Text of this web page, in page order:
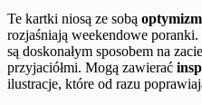
Te kartki niosą ze sobą
rozjaśniają weekendowe
są doskonałym sposobem na
przyjaciółmi. Mogą zawierać
ilustracje, które od razu